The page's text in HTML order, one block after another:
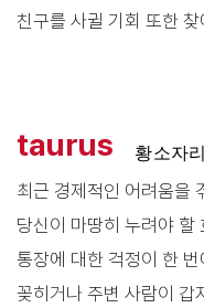
친구를 사귈 기회 또한 찾
taurus
황소자
최근 경제적인 어려움을
당신이 마땅히 누려야 할
통장에 대한 걱정이 한
꽂히거나 주변 사람이 갑